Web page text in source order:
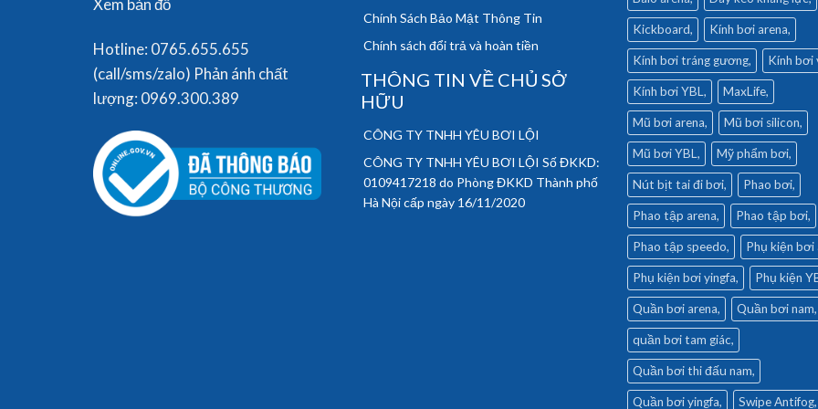
Xem bản đồ
Hotline: 0765.655.655
(call/sms/zalo) Phản ánh chất
lượng: 0969.300.389
Chính Sách Bảo Mật Thông Tin
Chính sách đổi trả và hoàn tiền
THÔNG TIN VỀ CHỦ SỞ
HỮU
CÔNG TY TNHH YÊU BƠI LỘI
CÔNG TY TNHH YÊU BƠI LỘI Số ĐKKD:
0109417218 do Phòng ĐKKD Thành phố
Hà Nội cấp ngày 16/11/2020
Kickboard Kính bơi arena
Kính bơi tráng gương Kính bơi
Kính bơi YBL MaxLife
Mũ bơi arena Mũ bơi silicon
Mũ bơi YBL Mỹ phẩm bơi
Nút bịt tai đi bơi Phao bơi
Phao tập arena Phao tập bơi
Phao tập speedo Phụ kiện bơi
Phụ kiện bơi yingfa Phụ kiện
Quần bơi arena Quần bơi nam
quần bơi tam giác
Quần bơi thi đấu nam
Quần bơi yingfa Swipe Antifog